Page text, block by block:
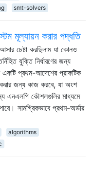
smt-solvers
মূল্যায়ন করার পদ্ধতি
চেষ্টা করছিলাম যা কোনও
যুক্তি নির্ধারণের জন্য
প্রথম-আদেশের প্রাকটিক
করার জন্য কাজ করবে, যা অংশ
এনএলপি কৌশলগুলির মাধ্যমে
সামগ্রিকভাবে প্রথম-অর্ডার
algorithms